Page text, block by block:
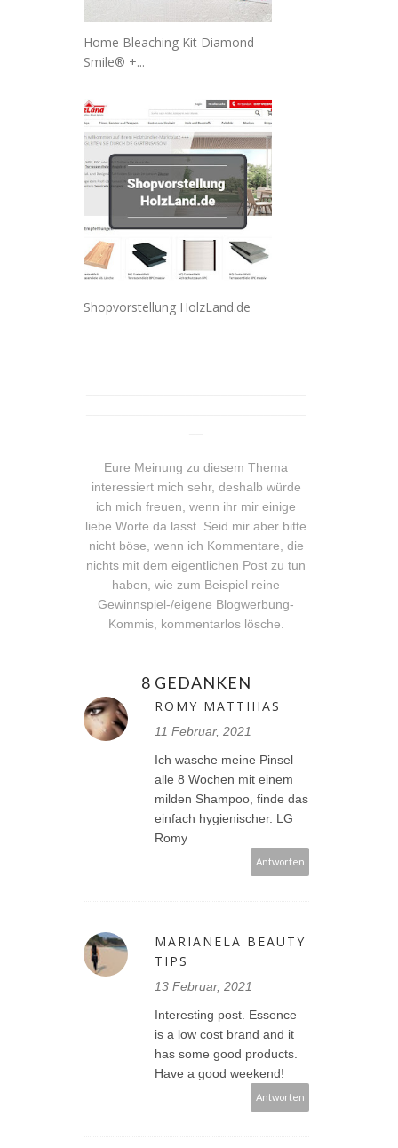
Home Bleaching Kit Diamond
Smile® +...
Shopvorstellung HolzLand.de
Eure Meinung zu diesem Thema
interessiert mich sehr, deshalb würde
ich mich freuen, wenn ihr mir einige
liebe Worte da lasst. Seid mir aber bitte
nicht böse, wenn ich Kommentare, die
nichts mit dem eigentlichen Post zu tun
haben, wie zum Beispiel reine
Gewinnspiel-/eigene Blogwerbung-
Kommis, kommentarlos lösche.
8 GEDANKEN
ROMY MATTHIAS
11 Februar, 2021
Ich wasche meine Pinsel
alle 8 Wochen mit einem
milden Shampoo, finde das
einfach hygienischer. LG
Romy
Antworten
MARIANELA BEAUTY
TIPS
13 Februar, 2021
Interesting post. Essence
is a low cost brand and it
has some good products.
Have a good weekend!
Antworten